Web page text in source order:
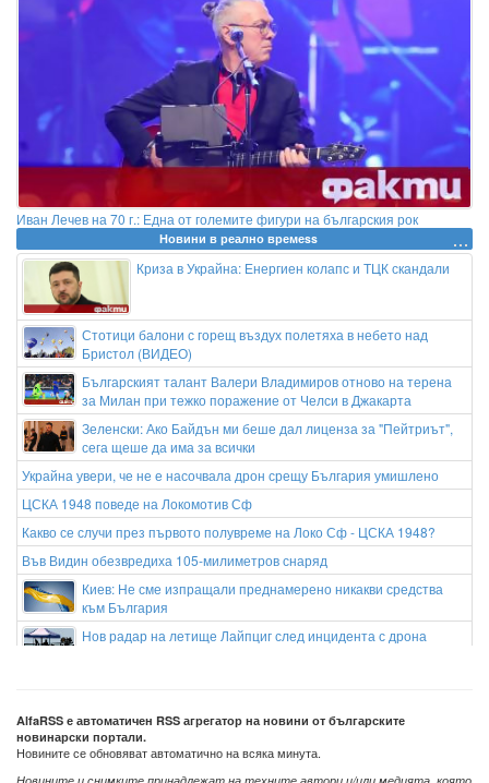
Иван Лечев на 70 г.: Една от големите фигури на българския рок
Новини в реално времеss
Криза в Украйна: Енергиен колапс и ТЦК скандали
Стотици балони с горещ въздух полетяха в небето над
Бристол (ВИДЕО)
Българският талант Валери Владимиров отново на терена
за Милан при тежко поражение от Челси в Джакарта
Зеленски: Ако Байдън ми беше дал лиценза за "Пейтриът",
сега щеше да има за всички
Украйна увери, че не е насочвала дрон срещу България умишлено
ЦСКА 1948 поведе на Локомотив Сф
Какво се случи през първото полувреме на Локо Сф - ЦСКА 1948?
Във Видин обезвредиха 105-милиметров снаряд
Киев: Не сме изпращали преднамерено никакви средства
към България
Нов радар на летище Лайпциг след инцидента с дрона
AlfaRSS е автоматичен RSS агрегатор на новини от българските
новинарски портали.
Новините се обновяват автоматично на всяка минута.